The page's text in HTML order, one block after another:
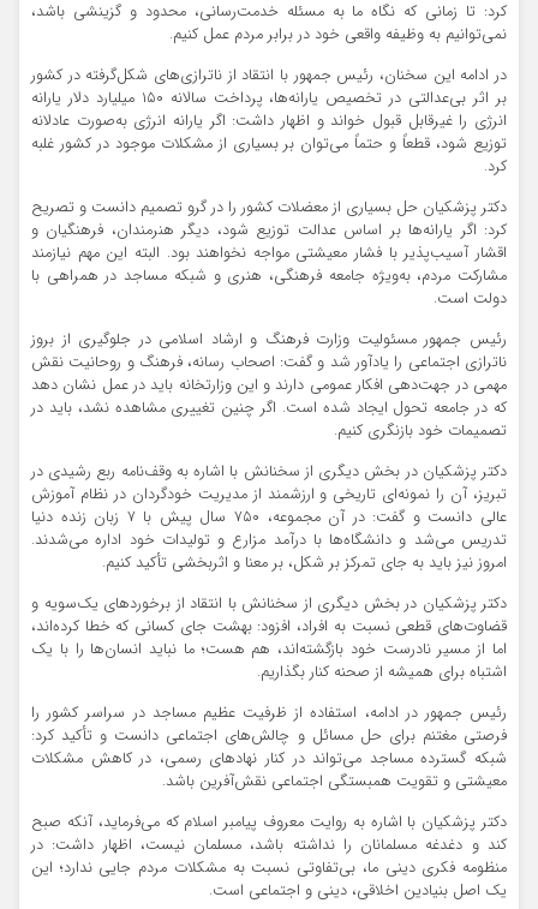
کرد: تا زمانی که نگاه ما به مسئله خدمت‌رسانی، محدود و گزینشی باشد،
نمی‌توانیم به وظیفه واقعی خود در برابر مردم عمل کنیم.
در ادامه این سخنان، رئیس جمهور با انتقاد از ناترازی‌های شکل‌گرفته در کشور
بر اثر بی‌عدالتی در تخصیص یارانه‌ها، پرداخت سالانه ۱۵۰ میلیارد دلار یارانه
انرژی را غیرقابل قبول خواند و اظهار داشت: اگر یارانه انرژی به‌صورت عادلانه
توزیع شود، قطعاً و حتماً می‌توان بر بسیاری از مشکلات موجود در کشور غلبه
کرد.
دکتر پزشکیان حل بسیاری از معضلات کشور را در گرو تصمیم دانست و تصریح
کرد: اگر یارانه‌ها بر اساس عدالت توزیع شود، دیگر هنرمندان، فرهنگیان و
اقشار آسیب‌پذیر با فشار معیشتی مواجه نخواهند بود. البته این مهم نیازمند
مشارکت مردم، به‌ویژه جامعه فرهنگی، هنری و شبکه مساجد در همراهی با
دولت است.
رئیس جمهور مسئولیت وزارت فرهنگ و ارشاد اسلامی در جلوگیری از بروز
ناترازی اجتماعی را یادآور شد و گفت: اصحاب رسانه، فرهنگ و روحانیت نقش
مهمی در جهت‌دهی افکار عمومی دارند و این وزارتخانه باید در عمل نشان دهد
که در جامعه تحول ایجاد شده است. اگر چنین تغییری مشاهده نشد، باید در
تصمیمات خود بازنگری کنیم.
دکتر پزشکیان در بخش دیگری از سخنانش با اشاره به وقف‌نامه ربع رشیدی در
تبریز، آن را نمونه‌ای تاریخی و ارزشمند از مدیریت خودگردان در نظام آموزش
عالی دانست و گفت: در آن مجموعه، ۷۵۰ سال پیش با ۷ زبان زنده دنیا
تدریس می‌شد و دانشگاه‌ها با درآمد مزارع و تولیدات خود اداره می‌شدند.
امروز نیز باید به جای تمرکز بر شکل، بر معنا و اثربخشی تأکید کنیم.
دکتر پزشکیان در بخش دیگری از سخنانش با انتقاد از برخوردهای یک‌سویه و
قضاوت‌های قطعی نسبت به افراد، افزود: بهشت جای کسانی که خطا کرده‌اند،
اما از مسیر نادرست خود بازگشته‌اند، هم هست؛ ما نباید انسان‌ها را با یک
اشتباه برای همیشه از صحنه کنار بگذاریم.
رئیس جمهور در ادامه، استفاده از ظرفیت عظیم مساجد در سراسر کشور را
فرصتی مغتنم برای حل مسائل و چالش‌های اجتماعی دانست و تأکید کرد:
شبکه گسترده مساجد می‌تواند در کنار نهادهای رسمی، در کاهش مشکلات
معیشتی و تقویت همبستگی اجتماعی نقش‌آفرین باشد.
دکتر پزشکیان با اشاره به روایت معروف پیامبر اسلام که می‌فرماید، آنکه صبح
کند و دغدغه مسلمانان را نداشته باشد، مسلمان نیست، اظهار داشت: در
منظومه فکری دینی ما، بی‌تفاوتی نسبت به مشکلات مردم جایی ندارد؛ این
یک اصل بنیادین اخلاقی، دینی و اجتماعی است.